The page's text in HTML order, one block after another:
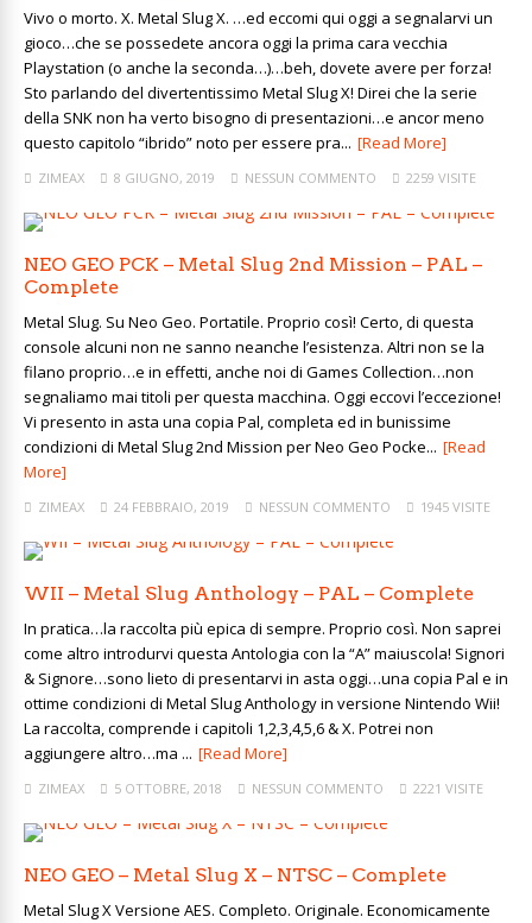
Vivo o morto. X. Metal Slug X. …ed eccomi qui oggi a segnalarvi un
gioco…che se possedete ancora oggi la prima cara vecchia
Playstation (o anche la seconda…)…beh, dovete avere per forza!
Sto parlando del divertentissimo Metal Slug X! Direi che la serie
della SNK non ha verto bisogno di presentazioni…e ancor meno
questo capitolo “ibrido” noto per essere pra... [Read More]
ZIMEAX 8 GIUGNO, 2019 NESSUN COMMENTO 2259 VISITE
NEO GEO PCK – Metal Slug 2nd Mission – PAL –
Complete
Metal Slug. Su Neo Geo. Portatile. Proprio così! Certo, di questa
console alcuni non ne sanno neanche l’esistenza. Altri non se la
filano proprio…e in effetti, anche noi di Games Collection…non
segnaliamo mai titoli per questa macchina. Oggi eccovi l’eccezione!
Vi presento in asta una copia Pal, completa ed in bunissime
condizioni di Metal Slug 2nd Mission per Neo Geo Pocke... [Read
More]
ZIMEAX 24 FEBBRAIO, 2019 NESSUN COMMENTO 1945 VISITE
WII – Metal Slug Anthology – PAL – Complete
In pratica…la raccolta più epica di sempre. Proprio così. Non saprei
come altro introdurvi questa Antologia con la “A” maiuscola! Signori
& Signore…sono lieto di presentarvi in asta oggi…una copia Pal e in
ottime condizioni di Metal Slug Anthology in versione Nintendo Wii!
La raccolta, comprende i capitoli 1,2,3,4,5,6 & X. Potrei non
aggiungere altro…ma ... [Read More]
ZIMEAX 5 OTTOBRE, 2018 NESSUN COMMENTO 2221 VISITE
NEO GEO – Metal Slug X – NTSC – Complete
Metal Slug X Versione AES. Completo. Originale. Economicamente